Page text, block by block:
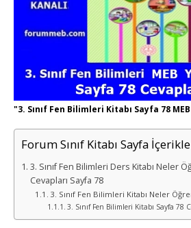
"3. Sınıf Fen Bilimleri Kitabı Sayfa 78
Forum Sınıf Kitabı Sayfa
3. Sınıf Fen Bilimleri Ders Kitabı Neler
Cevapları Sayfa 78
3. Sınıf Fen Bilimleri Kitabı Neler
3. Sınıf Fen Bilimleri Kitabı Sayfa 78